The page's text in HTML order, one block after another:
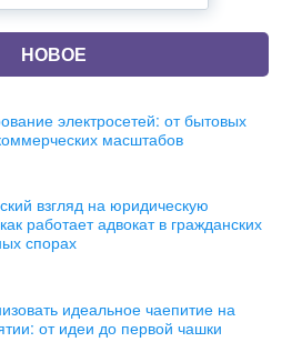
НОВОЕ
электросетей: от бытовых
масштабов
взгляд на юридическую
работает адвокат в гражданских
спорах
идеальное чаепитие на
от идеи до первой чашки